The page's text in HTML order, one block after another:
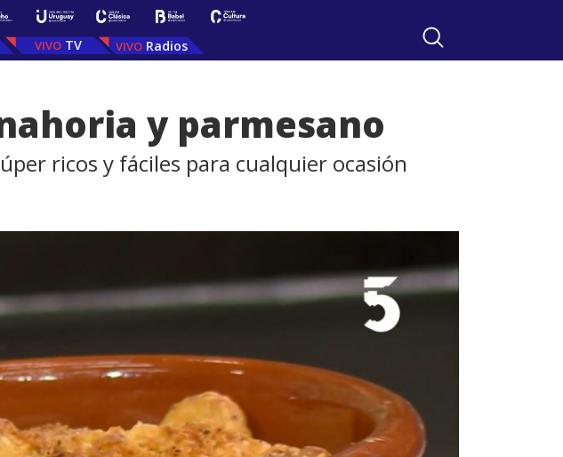
TV Radios
y parmesano
ricos y fáciles para cualquier ocasión